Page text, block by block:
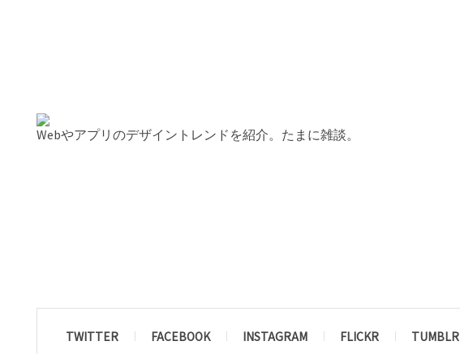
Webやアプリのデザイントレンドを紹介。たまに雑談。
TWITTER FACEBOOK INSTAGRAM FLICKR TUMBLR